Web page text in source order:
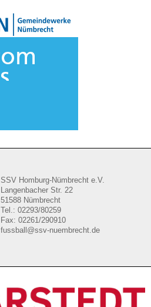
SSV Homburg-Nümbrecht e.V.
Langenbacher Str. 22
51588 Nümbrecht
Tel.: 02293/80259
Fax: 02261/290910
fussball@ssv-nuembrecht.de